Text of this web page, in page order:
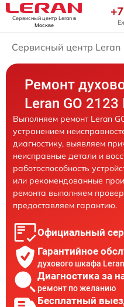
Сервисный центр Leranв
Москве
Сервисный центр Leran
Ремонт
Leran GO
Выполняем ремонт Leran
устранением
диагностику, выявляем
неисправные детали и
работоспособность
или рекомендованные
ремонта выполняем
предоставляем гарантию.
Официальный
Гарантийное
духового шкафа
Диагностика за
ремонт по желанию
Бесплатный